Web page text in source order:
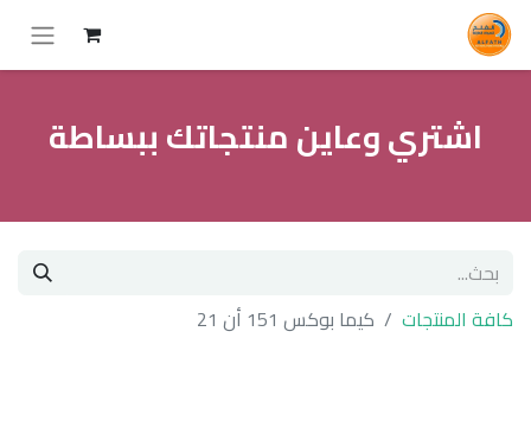
اشتري وعاين منتجاتك ببساطة
كافة المنتجات كيما بوكس 151 أن 21